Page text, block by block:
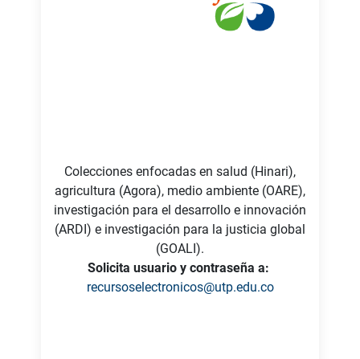
Colecciones enfocadas en salud (Hinari),
agricultura (Agora), medio ambiente (OARE),
investigación para el desarrollo e innovación
(ARDI) e investigación para la justicia global
(GOALI).
Solicita usuario y contraseña a:
recursoselectronicos@utp.edu.co